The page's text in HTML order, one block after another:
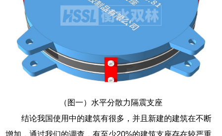
（图一）水平分散力隔震支座
结论我国使用中的建筑有很多，并且新建的建筑在不断
增加，通过我们的调查，有至少20%的建筑支座存在较严重